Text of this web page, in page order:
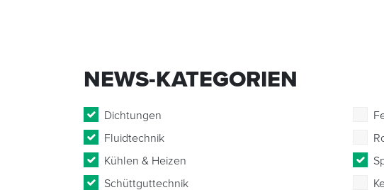
NEWS-KATEGORIEN
Dichtungen
Fluidtechnik
Kühlen & Heizen
Schüttguttechnik